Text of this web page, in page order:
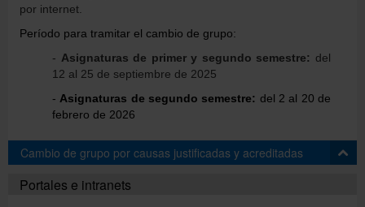
por internet.
Período para tramitar el cambio de grupo:
- Asignaturas de primer y segundo semestre: del
12 al 25 de septiembre de 2025
- Asignaturas de segundo semestre: del 2 al 20 de
febrero de 2026
Cambio de grupo por causas justificadas y acreditadas
El jefe de estudios estudiará las peticiones de cambio de
Portales e intranets